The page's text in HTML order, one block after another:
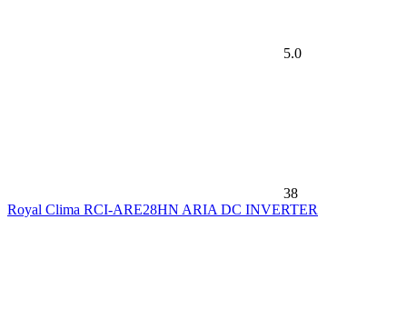
5.0
38
Royal Clima RCI-ARE28HN ARIA DC INVERTER